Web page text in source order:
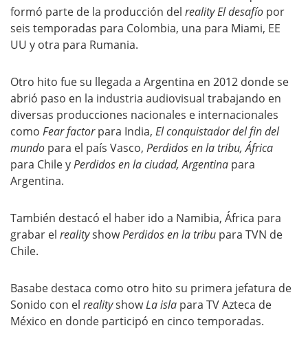
formó parte de la producción del reality El desafío por
seis temporadas para Colombia, una para Miami, EE
UU y otra para Rumania.
Otro hito fue su llegada a Argentina en 2012 donde se
abrió paso en la industria audiovisual trabajando en
diversas producciones nacionales e internacionales
como Fear factorpara India, El conquistador del fin del
mundo para el país Vasco, Perdidos en la tribu, África
para Chile yPerdidos en la ciudad, Argentina para
Argentina.
También destacó el haber ido a Namibia, África para
grabar el realityshowPerdidos en la tribu para TVN de
Chile.
Basabe destaca como otro hito su primera jefatura de
Sonido con el realityshowLa isla para TV Azteca de
México en donde participó en cinco temporadas.